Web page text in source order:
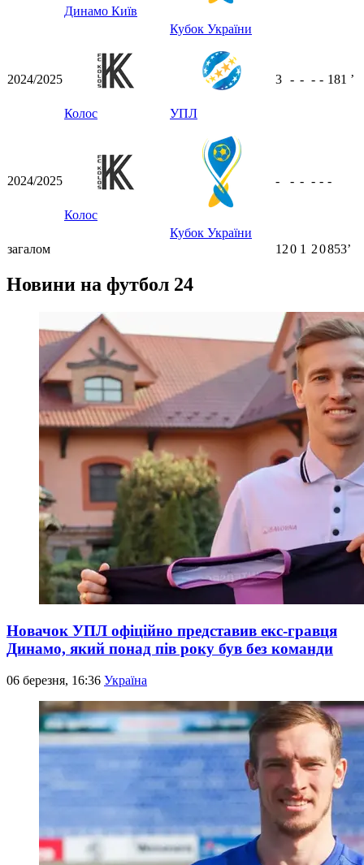
Динамо Київ
Кубок України
2024/2025
Колос УПЛ
3 - - - - 181 ʼ
2024/2025
Колос
Кубок України
- - - - - -
загалом 120 1 20853ʼ
Новини на футбол 24
Новачок УПЛ офіційно представив екс-гравця
Динамо, який понад пів року був без команди
06 березня, 16:36 Україна